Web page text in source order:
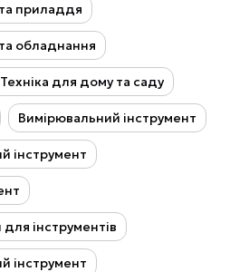
приладдя
обладнання
Техніка для дому та саду
Вимірювальний інструмент
інструмент
інструментів
інструмент